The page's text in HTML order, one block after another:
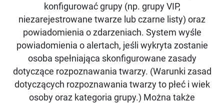
konfigurować grupy (np. grupy VIP,
niezarejestrowane twarze lub czarne listy) oraz
powiadomienia o zdarzeniach. System wyśle
powiadomienia o alertach, jeśli wykryta zostanie
osoba spełniająca skonfigurowane zasady
dotyczące rozpoznawania twarzy. (Warunki zasad
dotyczących rozpoznawania twarzy to płeć i wiek
osoby oraz kategoria grupy.) Można także